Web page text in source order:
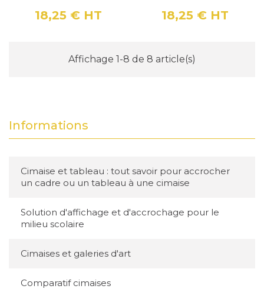
Informations
Cimaise et tableau : tout savoir pour accrocher
un cadre ou un tableau à une cimaise
Solution d'affichage et d'accrochage pour le
milieu scolaire
Cimaises et galeries d'art
Comparatif cimaises
Prix
18,25 € HT Prix
18,25 € HT
Affichage 1-8 de 8 article(s)